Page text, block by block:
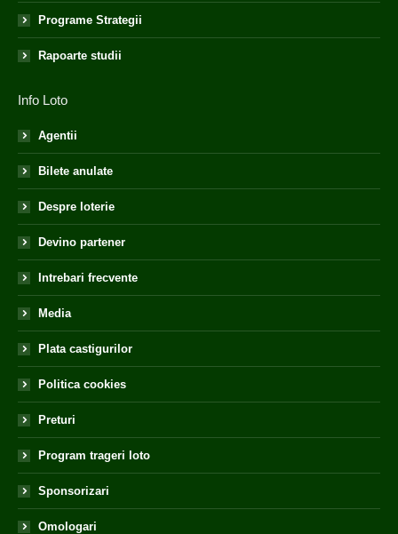
Programe Strategii
Rapoarte studii
Info Loto
Agentii
Bilete anulate
Despre loterie
Devino partener
Intrebari frecvente
Media
Plata castigurilor
Politica cookies
Preturi
Program trageri loto
Sponsorizari
Omologari